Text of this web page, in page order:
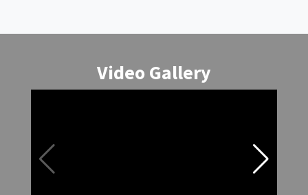
Video Gallery